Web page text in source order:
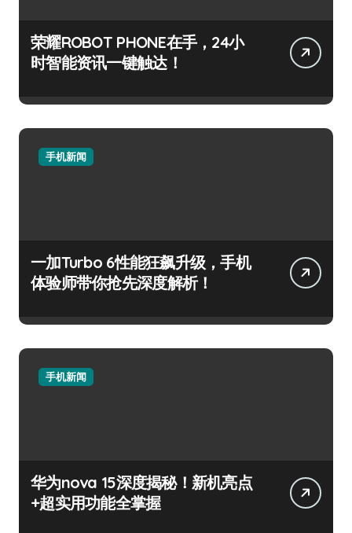
荣耀ROBOT PHONE在手，24小
时智能资讯一键触达！
手机新闻
一加Turbo 6性能狂飙升级，手机
体验师带你抢先深度解析！
手机新闻
华为nova 15深度揭秘！新机亮点
+超实用功能全掌握